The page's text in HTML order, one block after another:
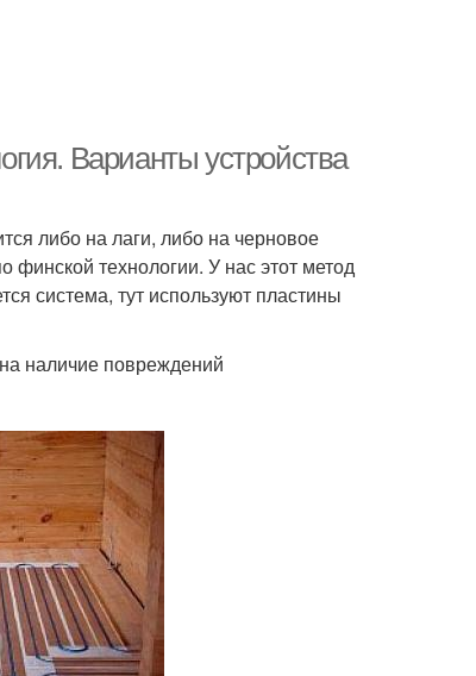
Варианты устройства
либо на лаги, либо на черновое
технологии. У нас этот метод
система, тут используют пластины
наличие повреждений